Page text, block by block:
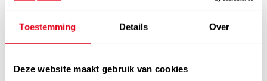
Toestemming Details Over
Deze website maakt gebruik van cookies